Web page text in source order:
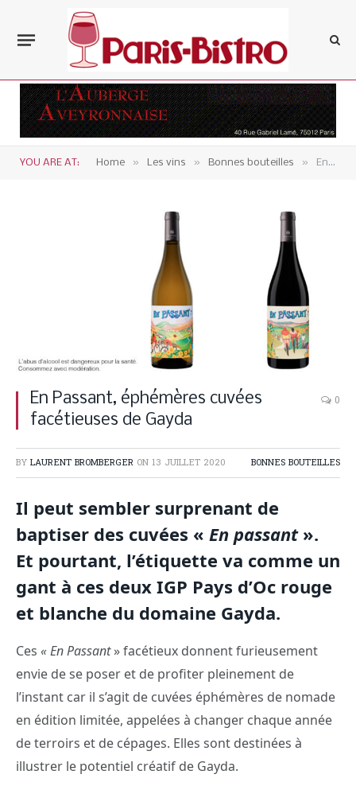
YOU ARE AT: Home » Les vins » Bonnes bouteilles » En Passant, éphémères cuvées facétieuses de Gayda
En Passant, éphémères cuvées
facétieuses de Gayda
0
BY LAURENT BROMBERGER ON 13 JUILLET 2020 BONNES BOUTEILLES
Il peut sembler surprenant de
baptiser des cuvées « En passant».
Et pourtant, l’étiquette va comme un
gant à ces deux IGP Pays d’Oc rouge
et blanche du domaine Gayda.
Ces « En Passant» facétieux donnent furieusement
envie de se poser et de profiter pleinement de
l’instant car il s’agit de cuvées éphémères de nomade
en édition limitée, appelées à changer chaque année
de terroirs et de cépages. Elles sont destinées à
illustrer le potentiel créatif de Gayda.